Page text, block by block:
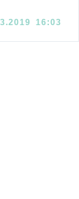
16:03